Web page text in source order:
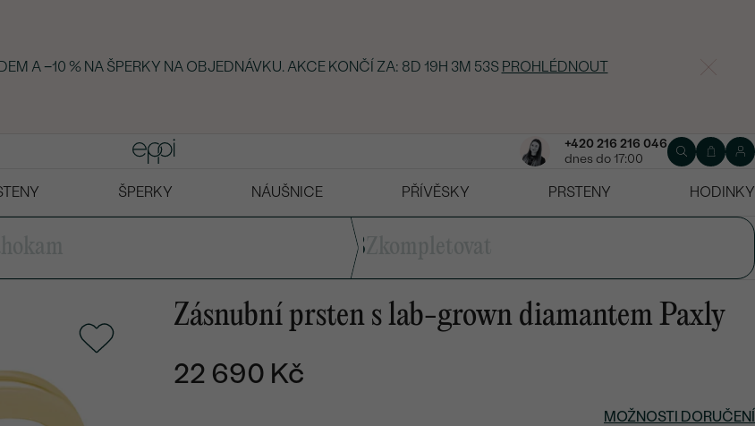
A −10 % NA ŠPERKY NA OBJEDNÁVKU. AKCE KONČÍ ZA: 8D 19H 3M 52S PROHLÉDNOUT
+420 216 216 046
dnes do 17:00
ŠPERKY NÁUŠNICE PŘÍVĚSKY PRSTENY HODINKY
3
Zásnubní prsten s lab-grown diamantem Paxly
22 690 Kč
MOŽNOSTI DORUČENÍ